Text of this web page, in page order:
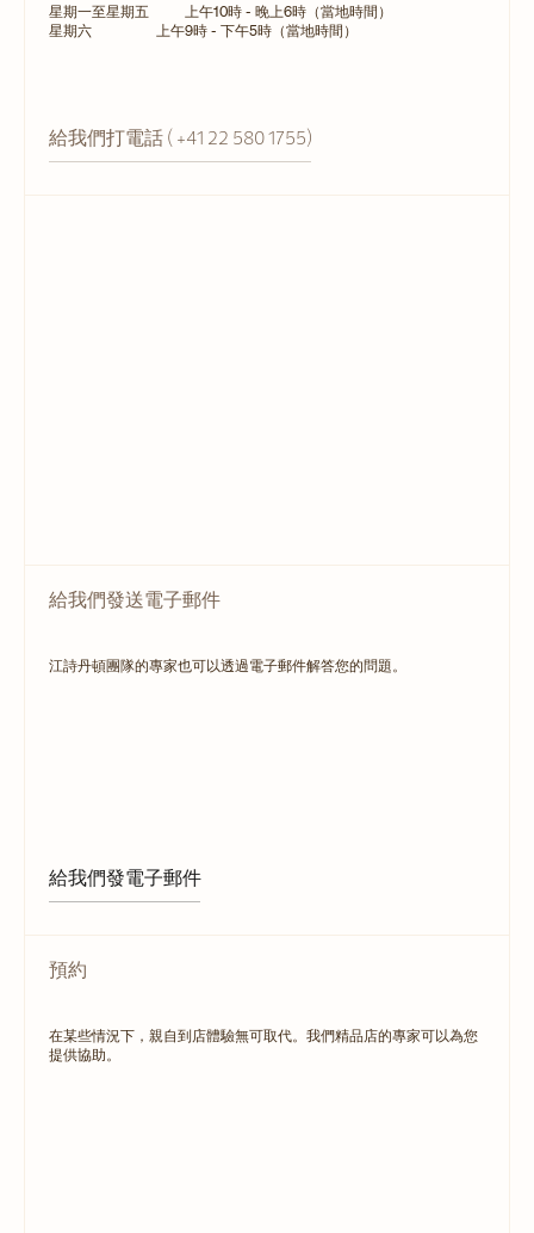
星期一至星期五
上午10時 - 晚上6時（當地時間）
星期六
上午9時 - 下午5時（當地時間）
給我們打電話 ( +41 22 580 1755)
給我們發送電子郵件
江詩丹頓團隊的專家也可以透過電子郵件解答您的問題。
給我們發電子郵件
預約
在某些情況下，親自到店體驗無可取代。我們精品店的專家可以為您
提供協助。